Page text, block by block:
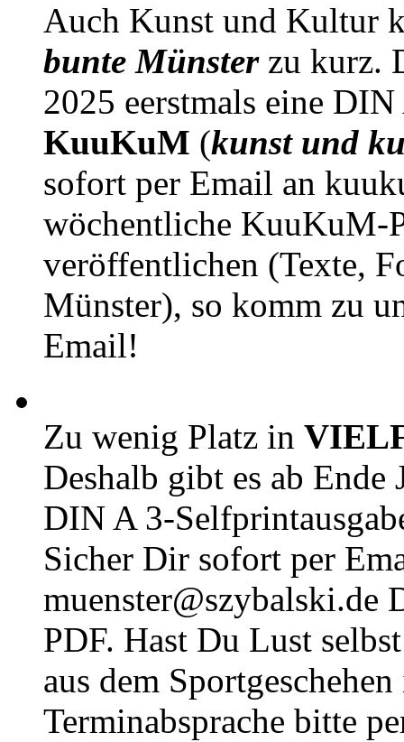
Auch Kunst und Kultur
bunte Münsterzu kurz.
2025 eerstmals eine
KuuKuM (kunst und
sofort per Email an
wöchentliche KuuKuM-
veröffentlichen (Texte,
Münster), so komm zu
Email!
Zu wenig Platz in
Deshalb gibt es ab Ende
DIN A 3-
Sicher Dir sofort per
muenster@szybalski.de
PDF. Hast Du Lust
aus dem
Terminabsprache bitte